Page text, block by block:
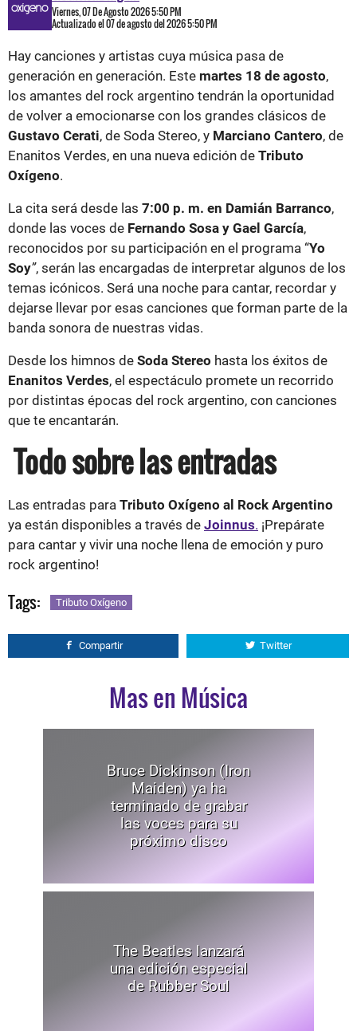
Viernes, 07 De Agosto 2026 5:50 PM
Actualizado el 07 de agosto del 2026 5:50 PM
Hay canciones y artistas cuya música pasa de
generación en generación. Este martes 18 de agosto,
los amantes del rock argentino tendrán la oportunidad
de volver a emocionarse con los grandes clásicos de
Gustavo Cerati, de Soda Stereo, y Marciano Cantero, de
Enanitos Verdes, en una nueva edición de Tributo
Oxígeno.
La cita será desde las 7:00 p. m. en Damián Barranco,
donde las voces de Fernando Sosa y Gael García,
reconocidos por su participación en el programa “Yo
Soy”, serán las encargadas de interpretar algunos de los
temas icónicos. Será una noche para cantar, recordar y
dejarse llevar por esas canciones que forman parte de la
banda sonora de nuestras vidas.
Desde los himnos de Soda Stereo hasta los éxitos de
Enanitos Verdes, el espectáculo promete un recorrido
por distintas épocas del rock argentino, con canciones
que te encantarán.
Todo sobre las entradas
Las entradas para Tributo Oxígeno al Rock Argentino
ya están disponibles a través de Joinnus. ¡Prepárate
para cantar y vivir una noche llena de emoción y puro
rock argentino!
Tags: Tributo Oxígeno
Compartir Twitter
Mas en Música
Bruce Dickinson (Iron
Maiden) ya ha
terminado de grabar
las voces para su
próximo disco
The Beatles lanzará
una edición especial
de Rubber Soul